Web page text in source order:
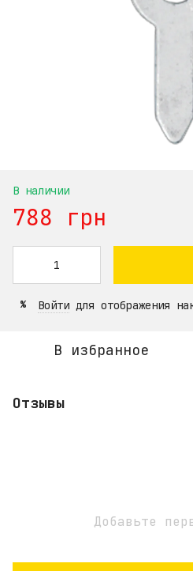
В наличии
788 грн
% Войти для отображения
В избранное
Отзывы
Добавьте